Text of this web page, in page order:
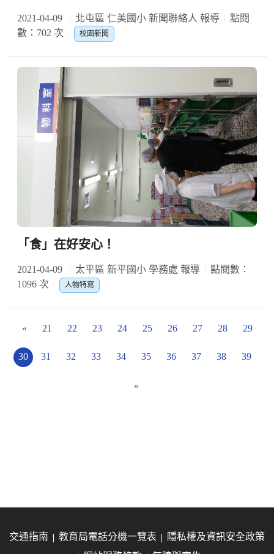
2021-04-09 北屯區 仁美國小 新聞聯絡人 報導
點閱
數：702 次
校園新聞
「食」在好安心！
2021-04-09 太平區 新平國小 學務處 報導
點閱數：
1096 次
人物特寫
« 21 22 23 24 25 26 27 28 29
30 31 32 33 34 35 36 37 38 39
»
交通指南 教育局電話分機一覽表
隱私權及資訊安全政策